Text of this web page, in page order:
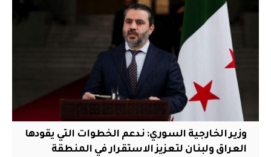
وزير الخارجية السوري: ندعم الخطوات التي يقودها
العراق ولبنان لتعزيز الاستقرار في المنطقة